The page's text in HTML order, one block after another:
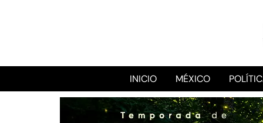
INICIO MÉXICO